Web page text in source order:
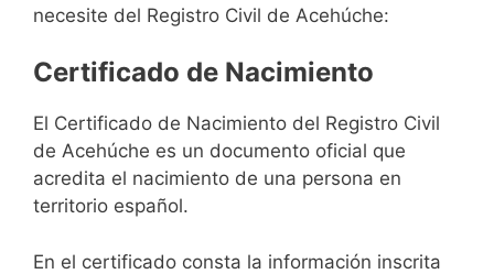
necesite del Registro Civil de Acehúche:
Certificado de Nacimiento
El Certificado de Nacimiento del Registro Civil
de Acehúche es un documento oficial que
acredita el nacimiento de una persona en
territorio español.
En el certificado consta la información inscrita